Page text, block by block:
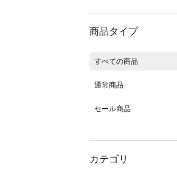
商品タイプ
すべての商品
通常商品
セール商品
カテゴリ